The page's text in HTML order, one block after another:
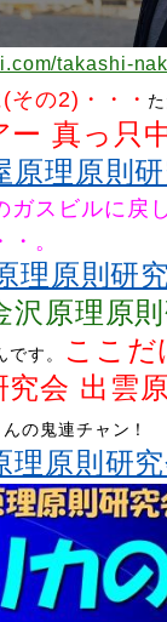
takashi-
その2) ・・・
ー 真っ只
原理原則
ガスビルに戻
。
理原則研
沢原理原
す。
ここだ
究会 出雲
の鬼連チャン！
理原則研